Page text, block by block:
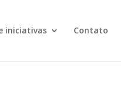
iniciativas Contato